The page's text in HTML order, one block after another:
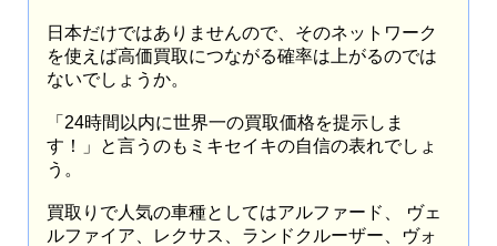
日本だけではありませんので、そのネットワーク
を使えば高価買取につながる確率は上がるのでは
ないでしょうか。
「24時間以内に世界一の買取価格を提示しま
す！」と言うのもミキセイキの自信の表れでしょ
う。
買取りで人気の車種としてはアルファード、 ヴェ
ルファイア、レクサス、ランドクルーザー、ヴォ